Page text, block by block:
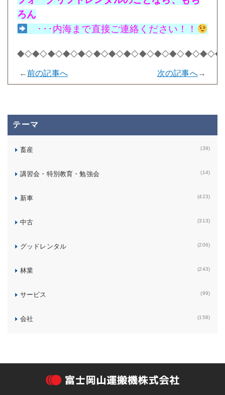
ろん
･･･内海まで直接ご連絡ください！！
←前の記事へ 次の記事へ→
テーマ
畜産 (39)
講習会・特別教育・勉強会 (14)
新車 (423)
中古 (313)
グッドレンタル (206)
林業 (243)
サービス (99)
会社 (158)